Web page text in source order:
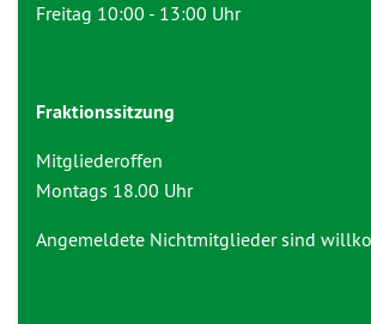
Freitag 10:00 - 13:00 Uhr
Fraktionssitzung
Mitgliederoffen
Montags 18.00 Uhr
Angemeldete Nichtmitglieder sind